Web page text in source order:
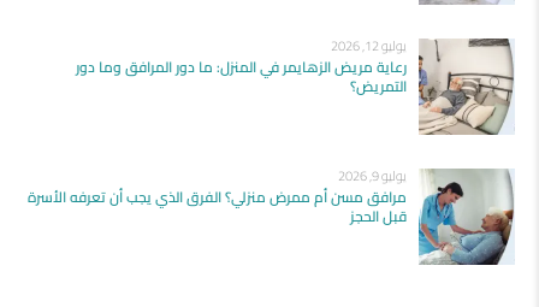
يوليو 12, 2026
رعاية مريض الزهايمر في المنزل: ما دور المرافق وما دور
التمريض؟
يوليو 9, 2026
مرافق مسن أم ممرض منزلي؟ الفرق الذي يجب أن تعرفه الأسرة
قبل الحجز